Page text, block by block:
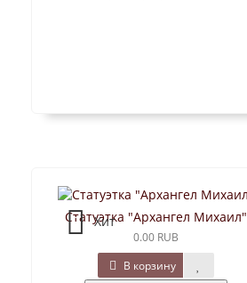
Хит
Статуэтка "Архангел Михаил"
0.00 RUB
В корзину